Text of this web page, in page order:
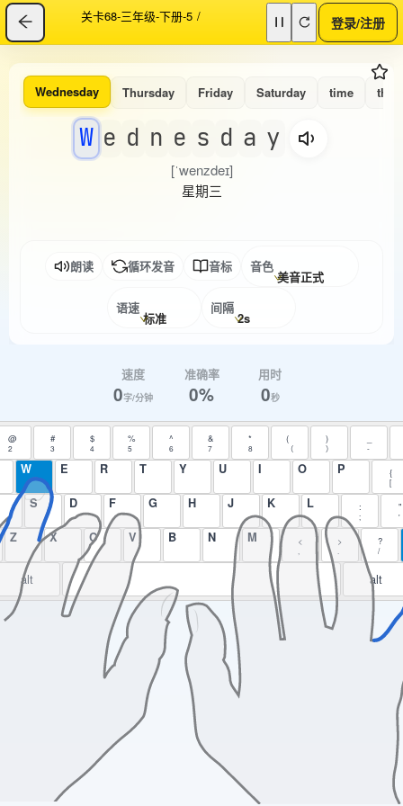
关卡68-三年级-下册-5 / 登录/注册
Wednesday Thursday Friday Saturday time
W e d n e s d a y
[ˈwenzdeɪ]
星期三
朗读 循环发音 音标 音色
美音正式
语速
标准
间隔
2s
@
2
#
3
$
4
%
5
^
6
&
7
*
8
(
（
)
） -
W E R T Y U I O P {
[
S D F G H J K L :
;
"
'
Z X C V B N M < > ?
/
alt alt
速度
0字/分钟
准确率
0%
用时
0秒